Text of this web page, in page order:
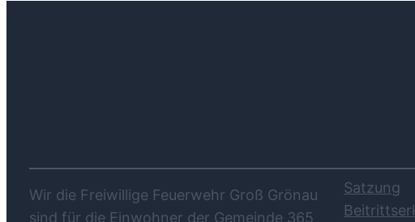
Wir die Freiwillige Feuerwehr Groß Grönau
sind für die Einwohner der Gemeinde 365
Satzung